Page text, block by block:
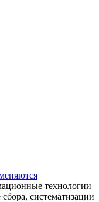
технологии
систематизации